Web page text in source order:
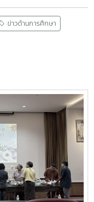
ข่าวด้านการศึกษา